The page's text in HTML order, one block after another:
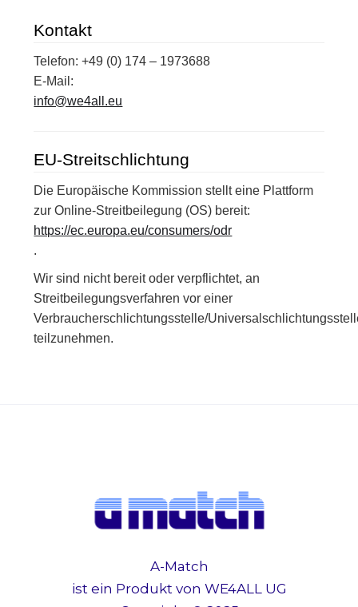
Kontakt
Telefon: +49 (0) 174 – 1973688
E-Mail:
info@we4all.eu
EU-Streitschlichtung
Die Europäische Kommission stellt eine Plattform
zur Online-Streitbeilegung (OS) bereit:
https://ec.europa.eu/consumers/odr
.
Wir sind nicht bereit oder verpflichtet, an
Streitbeilegungsverfahren vor einer
Verbraucherschlichtungsstelle/
teilzunehmen.
A-Match
ist ein Produkt von WE4ALL UG